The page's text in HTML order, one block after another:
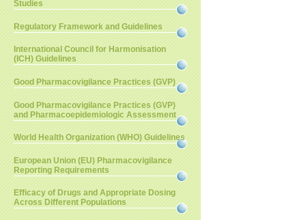
Studies
Regulatory Framework and Guidelines
International Council for Harmonisation
(ICH) Guidelines
Good Pharmacovigilance Practices (GVP)
Good Pharmacovigilance Practices (GVP)
and Pharmacoepidemiologic Assessment
World Health Organization (WHO) Guidelines
European Union (EU) Pharmacovigilance
Reporting Requirements
Efficacy of Drugs and Appropriate Dosing
Across Different Populations